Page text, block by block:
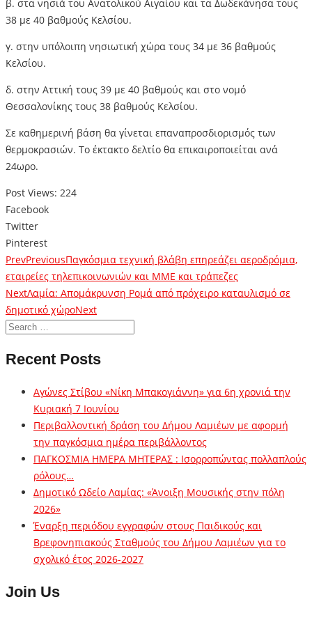
β. στα νησιά του Ανατολικού Αιγαίου και τα Δωδεκάνησα τους
38 με 40 βαθμούς Κελσίου.
γ. στην υπόλοιπη νησιωτική χώρα τους 34 με 36 βαθμούς
Κελσίου.
δ. στην Αττική τους 39 με 40 βαθμούς και στο νομό
Θεσσαλονίκης τους 38 βαθμούς Κελσίου.
Σε καθημερινή βάση θα γίνεται επαναπροσδιορισμός των
θερμοκρασιών. Το έκτακτο δελτίο θα επικαιροποιείται ανά
24ωρο.
Post Views: 224
Facebook
Twitter
Pinterest
PrevPreviousΠαγκόσμια τεχνική βλάβη επηρεάζει αεροδρόμια,
εταιρείες τηλεπικοινωνιών και ΜΜΕ και τράπεζες
NextΛαμία: Απομάκρυνση Ρομά από πρόχειρο καταυλισμό σε
δημοτικό χώροNext
Recent Posts
Αγώνες Στίβου «Νίκη Μπακογιάννη» για 6η χρονιά την
Κυριακή 7 Ιουνίου
Περιβαλλοντική δράση του Δήμου Λαμιέων με αφορμή
την παγκόσμια ημέρα περιβάλλοντος
ΠΑΓΚΟΣΜΙΑ ΗΜΕΡΑ ΜΗΤΕΡΑΣ : Ισορροπώντας πολλαπλούς
ρόλους…
Δημοτικό Ωδείο Λαμίας: «Άνοιξη Μουσικής στην πόλη
2026»
Έναρξη περιόδου εγγραφών στους Παιδικούς και
Βρεφονηπιακούς Σταθμούς του Δήμου Λαμιέων για το
σχολικό έτος 2026-2027
Join Us